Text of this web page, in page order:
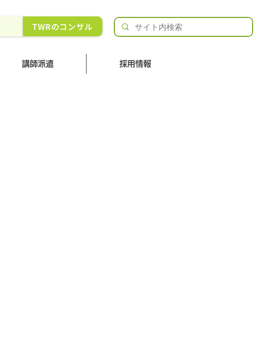
TWRのコンサル
講師派遣
採用情報